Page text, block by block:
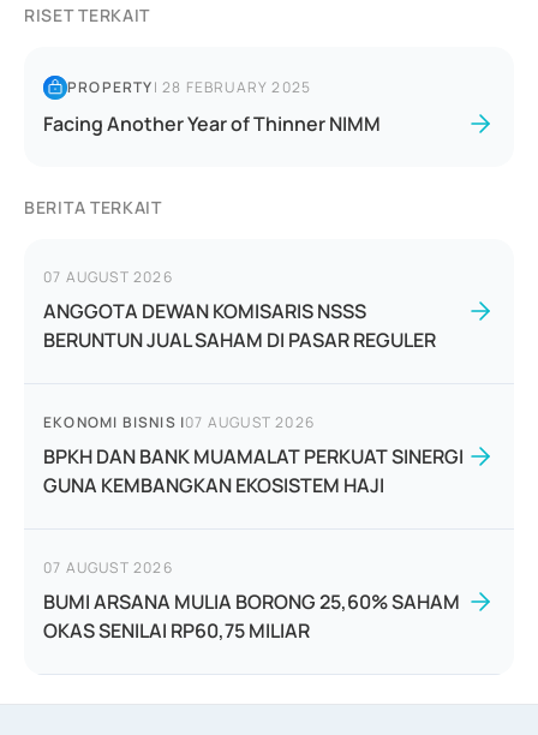
RISET TERKAIT
PROPERTY|28 FEBRUARY 2025
Facing Another Year of Thinner NIMM
BERITA TERKAIT
07 AUGUST 2026
ANGGOTA DEWAN KOMISARIS NSSS
BERUNTUN JUAL SAHAM DI PASAR REGULER
EKONOMI BISNIS |07 AUGUST 2026
BPKH DAN BANK MUAMALAT PERKUAT SINERGI
GUNA KEMBANGKAN EKOSISTEM HAJI
07 AUGUST 2026
BUMI ARSANA MULIA BORONG 25,60% SAHAM
OKAS SENILAI RP60,75 MILIAR